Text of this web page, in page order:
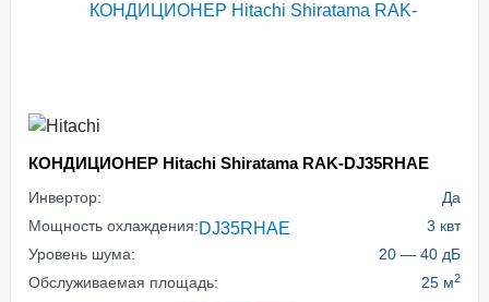
КОНДИЦИОНЕР Hitachi Shiratama RAK-DJ35RHAE
Инвертор:
Да
Мощность охлаждения:
3 квт
Уровень шума:
20 — 40 дБ
Обслуживаемая площадь:
25 м2